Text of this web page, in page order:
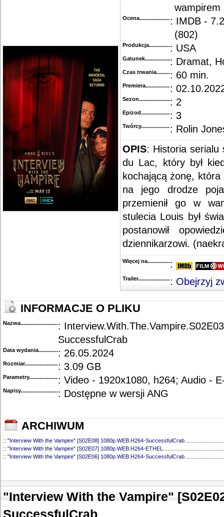
wampirem
Ocena.............................................
: IMDB -
(802)
Produkcja.........................................
: USA
Gatunek...........................................
: Dramat,
Czas trwania......................................
: 60 min.
Premiera..........................................
:
Sezon.............................................
: 2
Epizod............................................
: 3
Twórcy...........................................
: Rolin
OPIS: Historia serialu
du Lac, który był
kochającą żonę,
na jego drodze
przemienił go w
stulecia Louis był
postanowił
dziennikarzowi.
Więcej na........................................
:
Trailer...........................................
: Obejrzyj
INFORMACJE O PLIKU
Nazwa.............................................
:
SuccessfulCrab
Data wydania......................................
: 26.05.2024
Rozmiar...........................................
: 3.09 GB
Parametry.........................................: Video - 1920x1080, h264; Audio -
Napisy............................................: Dostępne w wersji ANG
ARCHIWUM
:: "Interview With the Vampire" [S02E08] 1080p.WEB.H264-SuccessfulCrab
:: "Interview With the Vampire" [S02E07] 1080p.WEB.H264-ETHEL
:: "Interview With the Vampire" [S02E06] 1080p.WEB.H264-SuccessfulCrab
::"Interview With the Vampire" [S02E02] 1080p.WEB.H264-SuccessfulCrab
::"Interview With the Vampire" [S02E01] 1080p.WEB.H264-SuccessfulCrab
::"Interview with the Vampire" [S01E07] 720p.WEB.H264-GLHF
"Interview with the Vampire" [S01E06] 720p.WEB.H264-GLHF
::"Interview with the Vampire" [S01E05] 720p.WEB.H264-GLHF
"Interview With the Vampire"
SuccessfulCrab